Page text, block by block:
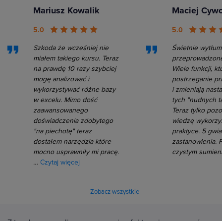
Mariusz Kowalik
5.0
Szkoda że wcześniej nie
miałem takiego kursu. Teraz
na prawdę 10 razy szybciej
mogę analizować i
wykorzystywać różne bazy
w excelu. Mimo dość
zaawansowanego
doświadczenia zdobytego
"na piechotę" teraz
dostałem narzędzia które
mocno usprawniły mi pracę.
… Czytaj więcej
Maciej
5.0
Świetnie
Wiele funkcji,
postrzeganie
i zmieniają
tych "nudnych
Teraz tylko
wiedzę
praktyce. 5
zastanowienia.
czystym
Zobacz wszystkie